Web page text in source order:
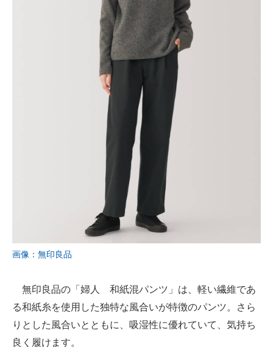
電子設計の基本と応用
エネルギーの専門メディア
建設×テクノロジーの最前線
ちょっと気になるネットの話題
画像：無印良品
無印良品の「婦人 和紙混パンツ」は、軽い繊維であ
る和紙糸を使用した独特な風合いが特徴のパンツ。さら
りとした風合いとともに、吸湿性に優れていて、気持ち
良く履けます。